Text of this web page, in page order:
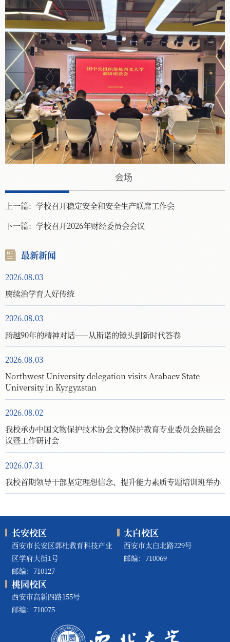
会场
上一篇： 学校召开稳定安全和安全生产联席工作会
下一篇： 学校召开2026年财经委员会会议
最新新闻
2026.08.03
赓续治学育人好传统
2026.08.03
跨越90年的精神对话——从斯诺的镜头到新时代答卷
2026.08.03
Northwest University delegation visits Arabaev State
University in Kyrgyzstan
2026.08.02
我校承办中国文物保护技术协会文物保护教育专业委员会换届会
议暨工作研讨会
2026.07.31
我校首期领导干部坚定理想信念、提升能力素质专题培训班举办
长安校区
西安市长安区郭杜教育科技产业
区学府大街1号
邮编：710127
太白校区
西安市太白北路229号
邮编：710069
桃园校区
西安市高新四路155号
邮编：710075